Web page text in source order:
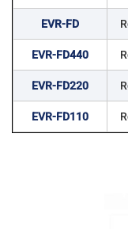
EVR-FD
EVR-FD440
EVR-FD220
EVR-FD110